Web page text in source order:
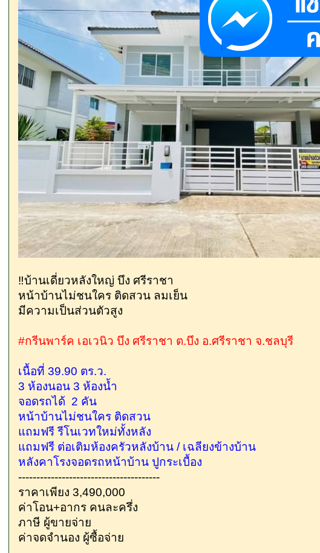
‼️บ้านเดี่ยวหลังใหญ่ บึง ศรีราชา
หน้าบ้านไม่ชนใคร ติดสวน ลมเย็น
มีความเป็นส่วนตัวสูง
#กรีนพาร์ค เอเวนิว บึง ศรีราชา ต.บึง อ.ศรีราชา จ.ชลบุรี
เนื้อที่ 39.90 ตร.ว.
3 ห้องนอน 3 ห้องน้ำ
จอดรถได้ 2 คัน
หน้าบ้านไม่ชนใคร ติดสวน
แถมฟรี รีโนเวทใหม่ทั้งหลัง
แถมฟรี ต่อเติมห้องครัวหลังบ้าน / เฉลียงข้างบ้าน
หลังคาโรงจอดรถหน้าบ้าน ปูกระเบื้อง
---------------------------------------
ราคาเพียง 3,490,000
ค่าโอน+อากร คนละครึ่ง
ภาษี ผู้ขายจ่าย
ค่าจดจำนอง ผู้ซื้อจ่าย